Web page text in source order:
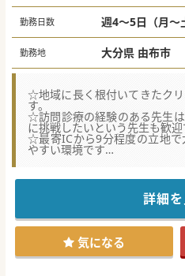
勤務日数 週4～5日（月～
勤務地 大分県 由布市
☆地域に長く根付いてきたク
す。
☆訪問診療の経験のある先生
に挑戦したいという先生も歓迎
☆最寄ICから9分程度の立地で
やすい環境です
■主治医制ではなく全員で診
診療が未経験の方でも研鑽を
■ご勤務いただける医師を大
業務過多を防ぐために受け持
えています。
■難しい手技などはなく、訪
にはクリニックの内科外来に
詳細
気になる